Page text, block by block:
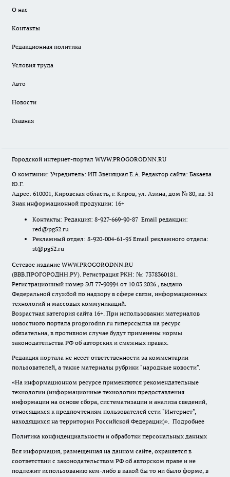
О нас
Контакты
Редакционная политика
Условия труда
Авто
Новости
Главная
Городской интернет-портал WWW.PROGORODNN.RU
О компании: Учредитель: ИП Звеняцкая Е.А. Редактор сайта: Бакаева
Ю.Г.
Адрес: 610001, Кировская область, г. Киров, ул. Азина, дом № 80, кв. 31
Знак информационной продукции: 16+
Контакты: Редакция: 8-927-669-90-87 Email редакции:
red@pg52.ru
Рекламный отдел: 8-920-004-61-95 Email рекламного отдела:
st@pg52.ru
Сетевое издание WWW.PROGORODNN.RU
(ВВВ.ПРОГОРОДНН.РУ). Регистрация РКН: №: 7378360181.
Регистрационный номер ЭЛ 77-90994 от 10.03.2026., выдано
Федеральной службой по надзору в сфере связи, информационных
технологий и массовых коммуникаций.
Возрастная категория сайта 16+. При использовании материалов
новостного портала progorodnn.ru гиперссылка на ресурс
обязательна, в противном случае будут применены нормы
законодательства РФ об авторских и смежных правах.
Редакция портала не несет ответственности за комментарии
пользователей, а также материалы рубрики "народные новости".
«На информационном ресурсе применяются рекомендательные
технологии (информационные технологии предоставления
информации на основе сбора, систематизации и анализа сведений,
относящихся к предпочтениям пользователей сети "Интернет",
находящихся на территории Российской Федерации)». Подробнее
Политика конфиденциальности и обработки персональных данных
Вся информация, размещенная на данном сайте, охраняется в
соответствии с законодательством РФ об авторском праве и не
подлежит использованию кем-либо в какой бы то ни было форме, в